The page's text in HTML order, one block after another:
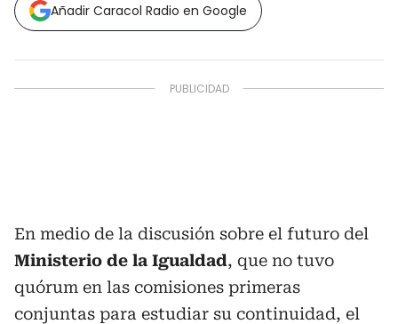
Añadir Caracol Radio en Google
En medio de la discusión sobre el futuro del
Ministerio de la Igualdad, que no tuvo
quórum en las comisiones primeras
conjuntas para estudiar su continuidad, el